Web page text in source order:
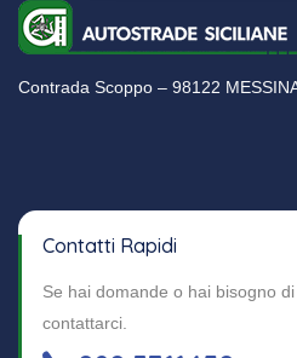
Contrada Scoppo – 98122
Contatti Rapidi
Se hai domande o hai bisogno
contattarci.